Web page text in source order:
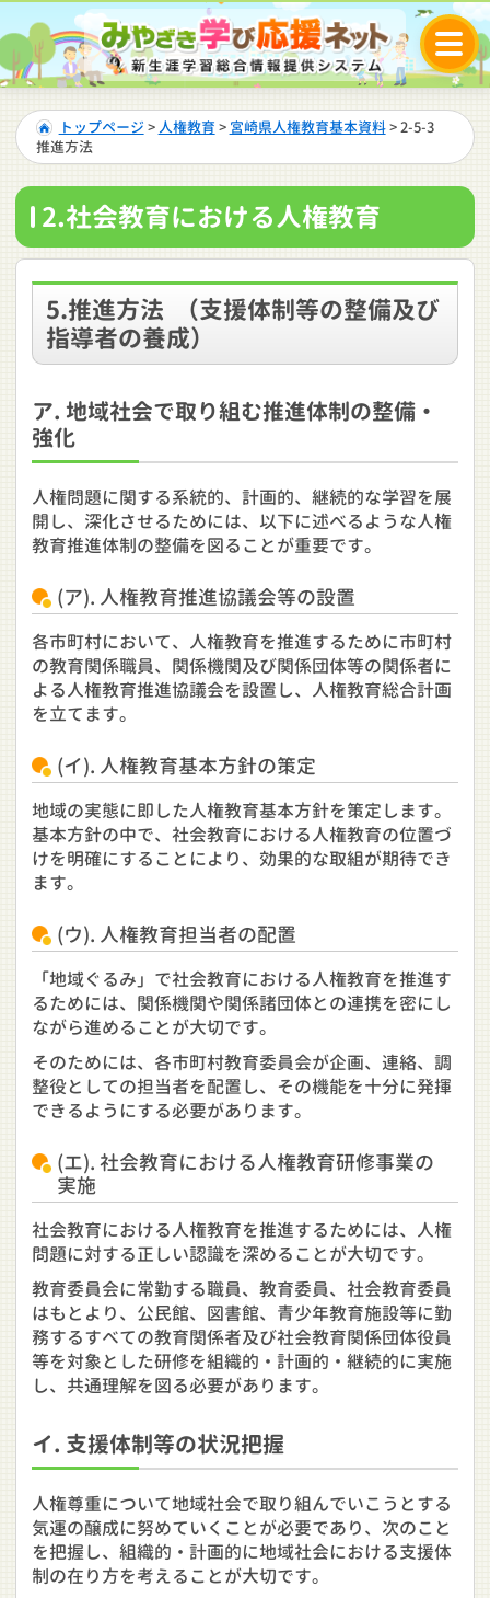
トップページ > 人権教育 > 宮崎県人権教育基本資料> 2-5-3
推進方法
2.社会教育における人権教育
5.推進方法
（支援体制等の整備及び
指導者の養成）
ア. 地域社会で取り組む推進体制の整備・
強化
人権問題に関する系統的、計画的、継続的な学習を展
開し、深化させるためには、以下に述べるような人権
教育推進体制の整備を図ることが重要です。
(ア). 人権教育推進協議会等の設置
各市町村において、人権教育を推進するために市町村
の教育関係職員、関係機関及び関係団体等の関係者に
よる人権教育推進協議会を設置し、人権教育総合計画
を立てます。
(イ). 人権教育基本方針の策定
地域の実態に即した人権教育基本方針を策定します。
基本方針の中で、社会教育における人権教育の位置づ
けを明確にすることにより、効果的な取組が期待でき
ます。
(ウ). 人権教育担当者の配置
「地域ぐるみ」で社会教育における人権教育を推進す
るためには、関係機関や関係諸団体との連携を密にし
ながら進めることが大切です。
そのためには、各市町村教育委員会が企画、連絡、調
整役としての担当者を配置し、その機能を十分に発揮
できるようにする必要があります。
(エ). 社会教育における人権教育研修事業の
実施
社会教育における人権教育を推進するためには、人権
問題に対する正しい認識を深めることが大切です。
教育委員会に常勤する職員、教育委員、社会教育委員
はもとより、公民館、図書館、青少年教育施設等に勤
務するすべての教育関係者及び社会教育関係団体役員
等を対象とした研修を組織的・計画的・継続的に実施
し、共通理解を図る必要があります。
イ. 支援体制等の状況把握
人権尊重について地域社会で取り組んでいこうとする
気運の醸成に努めていくことが必要であり、次のこと
を把握し、組織的・計画的に地域社会における支援体
制の在り方を考えることが大切です。